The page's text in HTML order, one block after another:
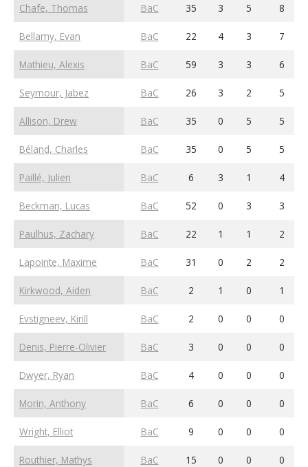
Chafe, Thomas BaC 35 3 5 8
Bellamy, Evan BaC 22 4 3 7
Mathieu, Alexis BaC 59 3 3 6
Seymour, Jabez BaC 26 3 2 5
Allison, Drew BaC 35 0 5 5
Béland, Charles BaC 35 0 5 5
Paillé, Julien BaC 6 3 1 4
Beckman, Lucas BaC 52 0 3 3
Paulhus, Zachary BaC 22 1 1 2
Lapointe, Maxime BaC 31 0 2 2
Kirkwood, Aiden BaC 2 1 0 1
Evstigneev, Kirill BaC 2 0 0 0
Denis, Pierre-Olivier BaC 3 0 0 0
Dwyer, Ryan BaC 4 0 0 0
Morin, Anthony BaC 6 0 0 0
Wright, Elliot BaC 9 0 0 0
Routhier, Mathys BaC 15 0 0 0